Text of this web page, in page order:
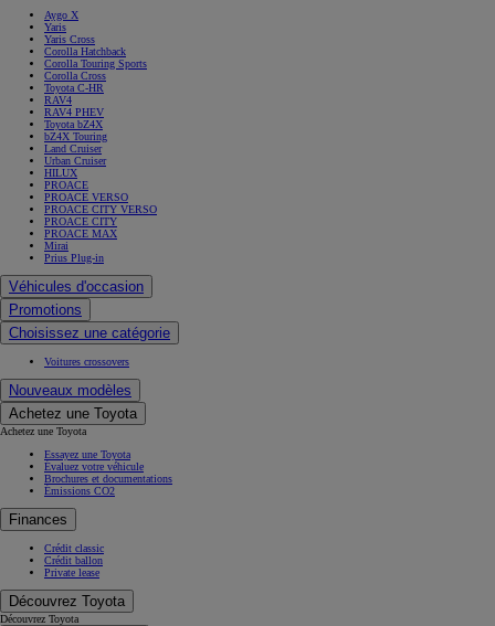
Aygo X
Yaris
Yaris Cross
Corolla Hatchback
Corolla Touring Sports
Corolla Cross
Toyota C-HR
RAV4
RAV4 PHEV
Toyota bZ4X
bZ4X Touring
Land Cruiser
Urban Cruiser
HILUX
PROACE
PROACE VERSO
PROACE CITY VERSO
PROACE CITY
PROACE MAX
Mirai
Prius Plug-in
Véhicules d'occasion
Promotions
Choisissez une catégorie
Voitures crossovers
Nouveaux modèles
Achetez une Toyota
Achetez une Toyota
Essayez une Toyota
Évaluez votre véhicule
Brochures et documentations
Émissions CO2
Finances
Crédit classic
Crédit ballon
Private lease
Découvrez Toyota
Découvrez Toyota